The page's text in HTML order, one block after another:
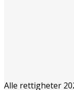
Alle rettigheter